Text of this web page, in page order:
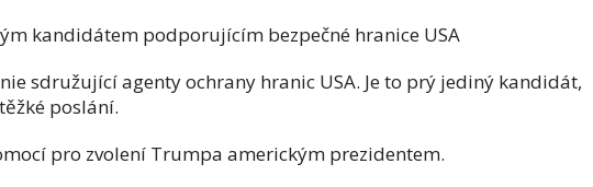
kandidátem podporujícím bezpečné hranice USA
sdružující agenty ochrany hranic USA. Je to prý jediný kandidát,
poslání.
pro zvolení Trumpa americkým prezidentem.